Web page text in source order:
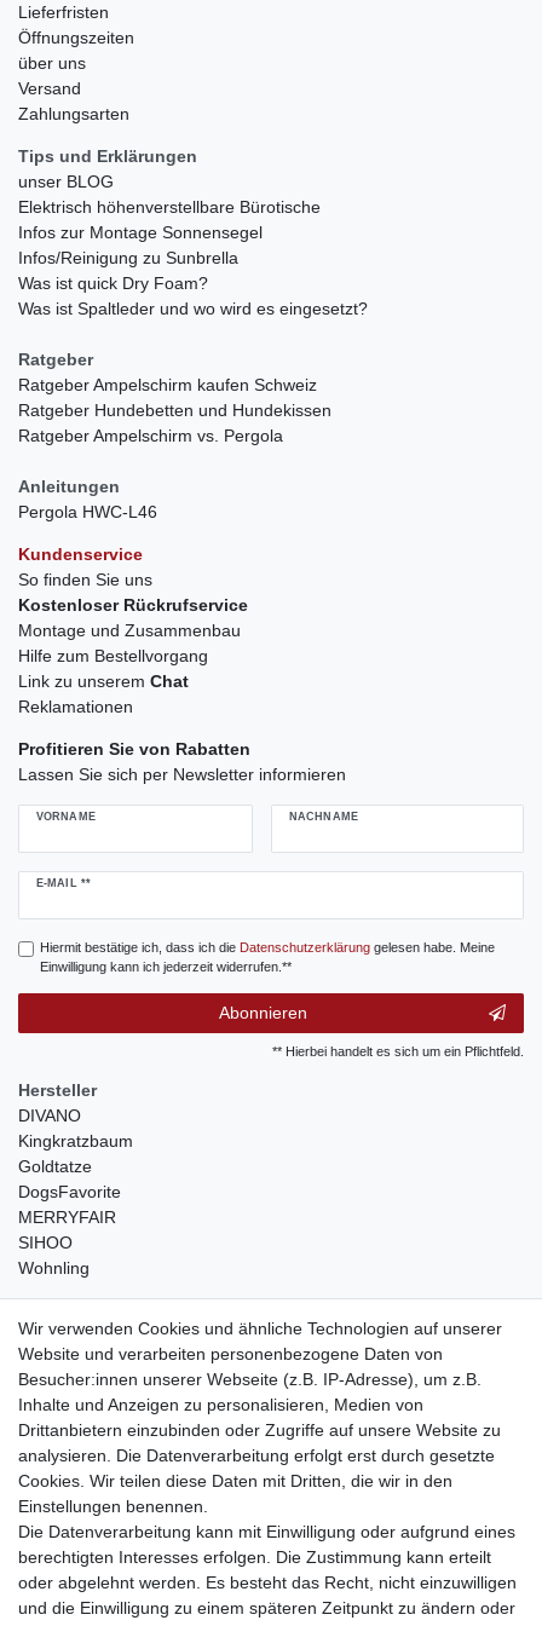
Lieferfristen
Öffnungszeiten
über uns
Versand
Zahlungsarten
Tips und Erklärungen
unser BLOG
Elektrisch höhenverstellbare Bürotische
Infos zur Montage Sonnensegel
Infos/Reinigung zu Sunbrella
Was ist quick Dry Foam?
Was ist Spaltleder und wo wird es eingesetzt?
Ratgeber
Ratgeber Ampelschirm kaufen Schweiz
Ratgeber Hundebetten und Hundekissen
Ratgeber Ampelschirm vs. Pergola
Anleitungen
Pergola HWC-L46
Kundenservice
So finden Sie uns
Kostenloser Rückrufservice
Montage und Zusammenbau
Hilfe zum Bestellvorgang
Link zu unserem Chat
Reklamationen
Profitieren Sie von Rabatten
Lassen Sie sich per Newsletter informieren
VORNAME NACHNAME
E-MAIL **
Newsletter
Hiermit bestätige ich, dass ich die Daten­schutz­erklärunggelesen habe. Meine
Einwilligung kann ich jederzeit widerrufen.**
Abonnieren
** Hierbei handelt es sich um ein Pflichtfeld.
Hersteller
DIVANO
Kingkratzbaum
Goldtatze
DogsFavorite
MERRYFAIR
SIHOO
Wohnling
weitere Shops
traumlampen- Lampen und Kronleuchter
kinderwagencenter- Exklusive und günstige Kinderwagen
gastrogeraete24- alles für Gastronomie und Imbiss
soziale Medien
Facebook
sicher einkaufen
Wir verwenden Cookies und ähnliche Technologien auf unserer
Website und verarbeiten personenbezogene Daten von
Besucher:innen unserer Webseite (z.B. IP-Adresse), um z.B.
Inhalte und Anzeigen zu personalisieren, Medien von
Drittanbietern einzubinden oder Zugriffe auf unsere Website zu
analysieren. Die Datenverarbeitung erfolgt erst durch gesetzte
Cookies. Wir teilen diese Daten mit Dritten, die wir in den
Einstellungen benennen.
Die Datenverarbeitung kann mit Einwilligung oder aufgrund eines
berechtigten Interesses erfolgen. Die Zustimmung kann erteilt
oder abgelehnt werden. Es besteht das Recht, nicht einzuwilligen
und die Einwilligung zu einem späteren Zeitpunkt zu ändern oder